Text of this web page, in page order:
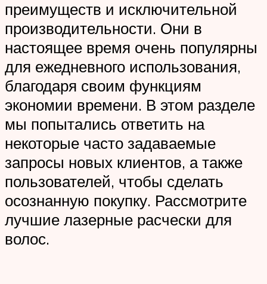
преимуществ и исключительной
производительности. Они в
настоящее время очень популярны
для ежедневного использования,
благодаря своим функциям
экономии времени. В этом разделе
мы попытались ответить на
некоторые часто задаваемые
запросы новых клиентов, а также
пользователей, чтобы сделать
осознанную покупку. Рассмотрите
лучшие лазерные расчески для
волос.